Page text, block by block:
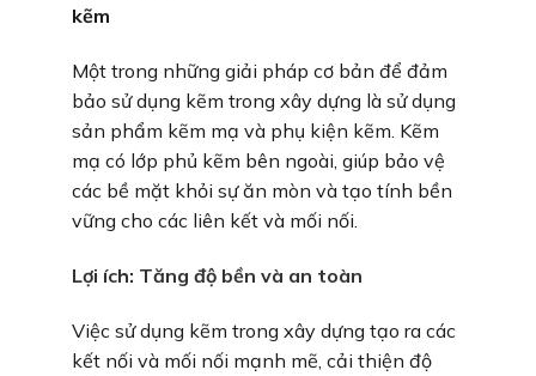
kẽm
Một trong những giải pháp cơ bản để đảm
bảo sử dụng kẽm trong xây dựng là sử dụng
sản phẩm kẽm mạ và phụ kiện kẽm. Kẽm
mạ có lớp phủ kẽm bên ngoài, giúp bảo vệ
các bề mặt khỏi sự ăn mòn và tạo tính bền
vững cho các liên kết và mối nối.
Lợi ích: Tăng độ bền và an toàn
Việc sử dụng kẽm trong xây dựng tạo ra các
kết nối và mối nối mạnh mẽ, cải thiện độ